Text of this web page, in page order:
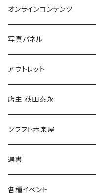
Tシャツ
バッグ
ブックカバー
マグカップ
傘
食料品
その他
オンラインコンテンツ
冒険クロストーク
写真パネル
アウトレット
店主 荻田泰永
書籍
ウェア
クラフト木楽屋
選書
各種イベント